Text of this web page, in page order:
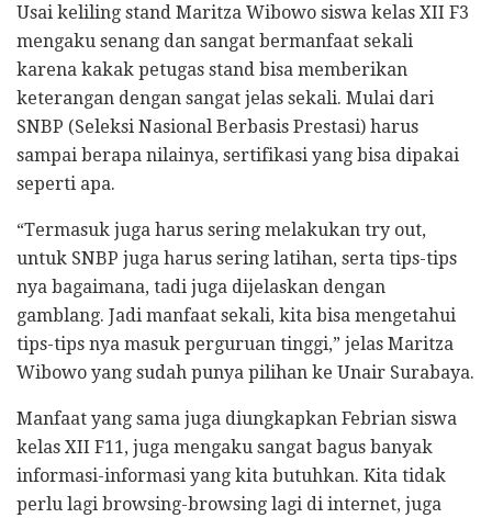
Usai keliling stand Maritza Wibowo siswa kelas XII F3
mengaku senang dan sangat bermanfaat sekali
karena kakak petugas stand bisa memberikan
keterangan dengan sangat jelas sekali. Mulai dari
SNBP (Seleksi Nasional Berbasis Prestasi) harus
sampai berapa nilainya, sertifikasi yang bisa dipakai
seperti apa.
“Termasuk juga harus sering melakukan try out,
untuk SNBP juga harus sering latihan, serta tips-tips
nya bagaimana, tadi juga dijelaskan dengan
gamblang. Jadi manfaat sekali, kita bisa mengetahui
tips-tips nya masuk perguruan tinggi,” jelas Maritza
Wibowo yang sudah punya pilihan ke Unair Surabaya.
Manfaat yang sama juga diungkapkan Febrian siswa
kelas XII F11, juga mengaku sangat bagus banyak
informasi-informasi yang kita butuhkan. Kita tidak
perlu lagi browsing-browsing lagi di internet, juga